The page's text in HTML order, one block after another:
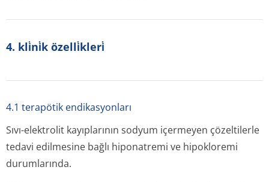
4. kli̇ni̇k özelli̇kleri̇
4.1 terapötik endikasyonları
Sıvı-elektrolit kayıplarının sodyum içermeyen çözeltilerle
tedavi edilmesine bağlı hiponatremi ve hipokloremi
durumlarında.